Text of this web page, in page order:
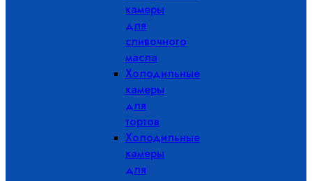
камеры
для
сливочного
масла
Холодильные
камеры
для
тортов
Холодильные
камеры
для